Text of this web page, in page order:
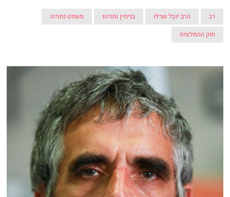
רב הרב יובל שרלו בנימין נתניהו
משפט נתניהו
חוק ההמלצות